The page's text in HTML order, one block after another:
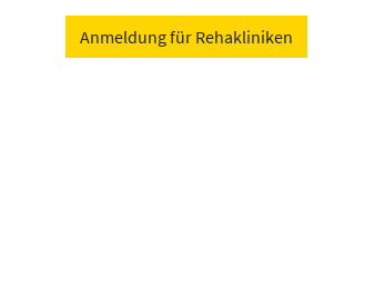
Anmeldung für Rehakliniken